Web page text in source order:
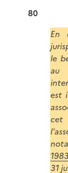
80
En
le
au
est
cet
31